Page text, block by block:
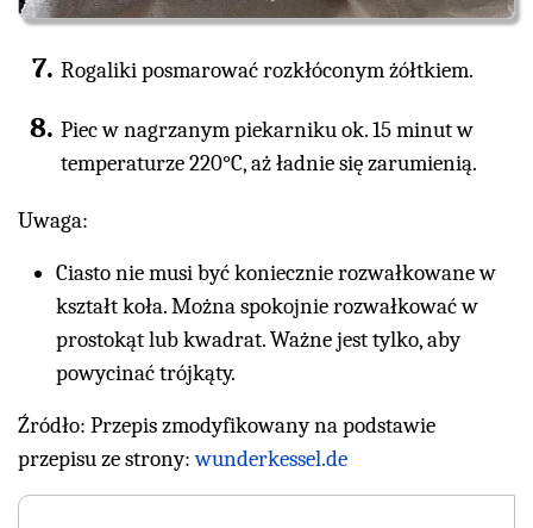
Rogaliki posmarować rozkłóconym żółtkiem.
Piec w nagrzanym piekarniku ok. 15 minut w
temperaturze 220°C, aż ładnie się zarumienią.
Uwaga:
Ciasto nie musi być koniecznie rozwałkowane w
kształt koła. Można spokojnie rozwałkować w
prostokąt lub kwadrat. Ważne jest tylko, aby
powycinać trójkąty.
Źródło: Przepis zmodyfikowany na podstawie
przepisu ze strony:wunderkessel.de